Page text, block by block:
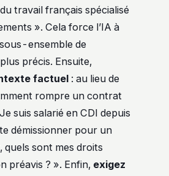
travail français spécialisé
». Cela force l’IA à
ensemble de
précis. Ensuite,
factuel : au lieu de
rompre un contrat
suis salarié en CDI depuis
démissionner pour un
quels sont mes droits
préavis ? ». Enfin, exigez